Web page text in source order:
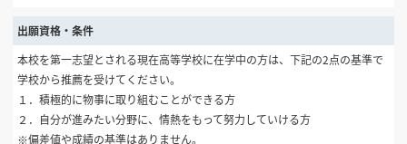
出願資格・条件
本校を第一志望とされる現在高等学校に在学中の方は、下記の2点の基準で
学校から推薦を受けてください。
１．積極的に物事に取り組むことができる方
２．自分が進みたい分野に、情熱をもって努力していける方
※偏差値や成績の基準はありません。